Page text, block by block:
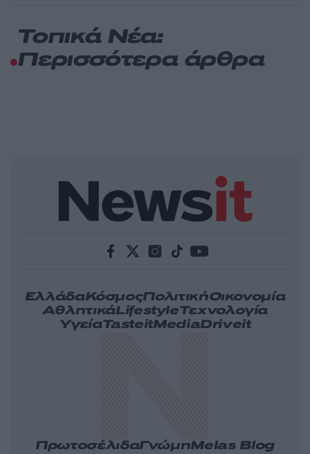
Τοπικά Νέα:
Περισσότερα άρθρα
ΕλλάδαΚόσμοςΠολιτικήΟικονομία
ΑθλητικάLifestyleΤεχνολογία
ΥγείαTasteitMediaDriveit
ΠρωτοσέλιδαΓνώμηMelas Blog